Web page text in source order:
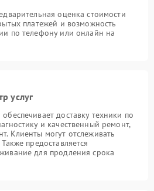
оценка стоимости
платежей и возможность
по телефону или онлайн на
услуг
доставку техники по
и качественный ремонт,
Клиенты могут отслеживать
предоставляется
для продления срока